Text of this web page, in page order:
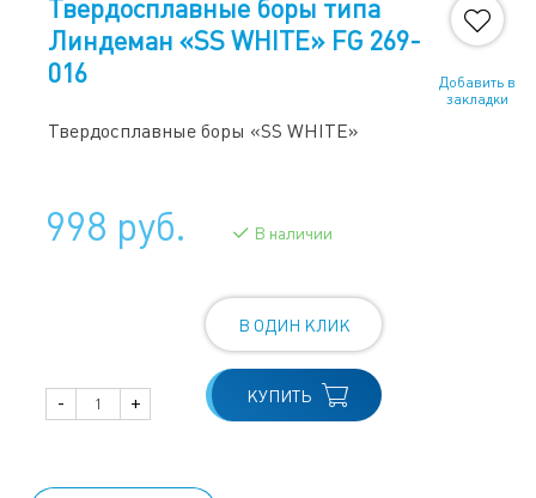
Твердосплавные боры типа
Линдеман «SS WHITE» FG 269-
016
Твердосплавные боры «SS WHITE»
Добавить в
закладки
998 руб. В наличии
- +
В ОДИН КЛИК
КУПИТЬ